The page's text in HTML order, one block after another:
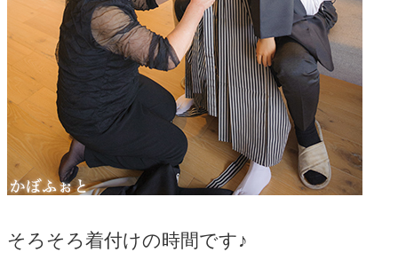
そろそろ着付けの時間です♪